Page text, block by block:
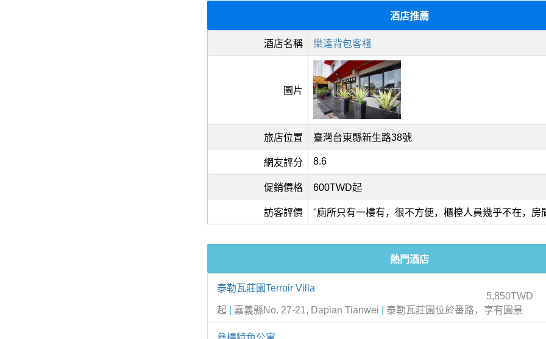
酒店推薦
酒店名稱 樂達背包客棧
圖片
旅店位置 臺灣台東縣新生路38號
網友評分 8.6
促銷價格 600TWD起
訪客評價 "廁所只有一樓有，很不方便，櫃檯人員幾乎不在，房
熱門酒店
泰勒瓦莊園Terroir Villa
5,850TWD
起
嘉義縣No. 27-21, Dapian Tianwei 泰勒瓦莊園位於番路，享有園景